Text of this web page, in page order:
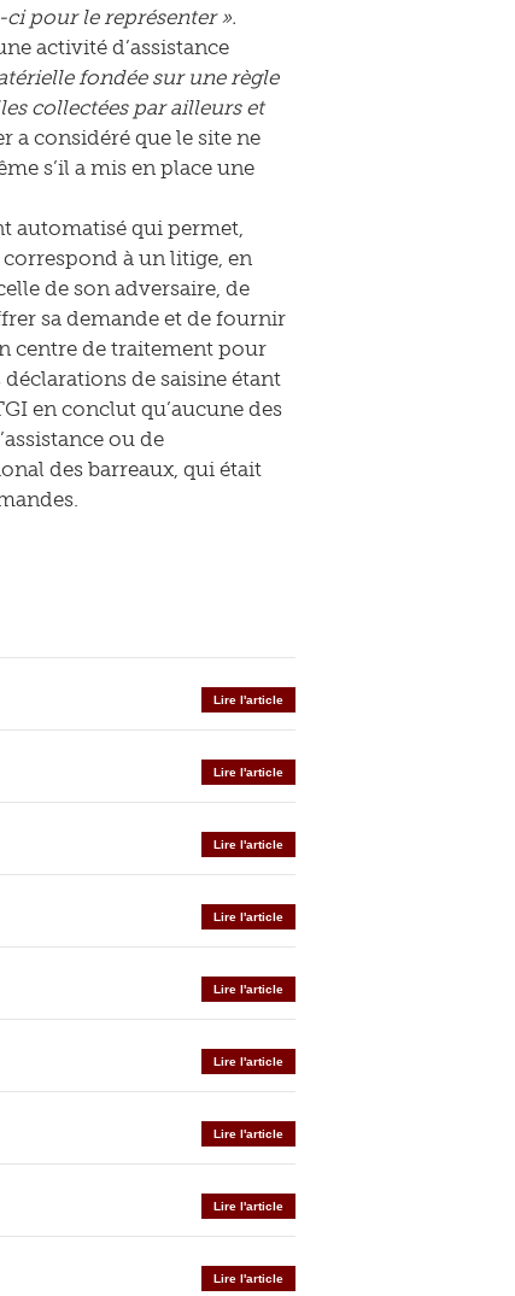
pour le représenter ».
activité d’assistance
fondée sur une règle
collectées par ailleurs et
a considéré que le site ne
s’il a mis en place une
automatisé qui permet,
à un litige, en
de son adversaire, de
sa demande et de fournir
centre de traitement pour
de saisine étant
en conclut qu’aucune des
ou de
des barreaux, qui était
Lire l'article
Lire l'article
Lire l'article
Lire l'article
Lire l'article
Lire l'article
Lire l'article
Lire l'article
Lire l'article